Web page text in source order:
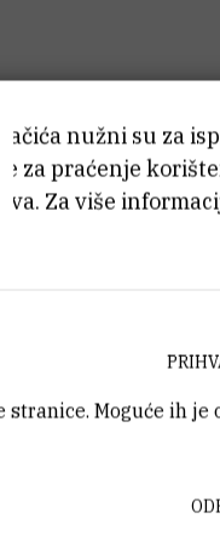
nužni su za
za praćenje
Za više
Moguće ih je